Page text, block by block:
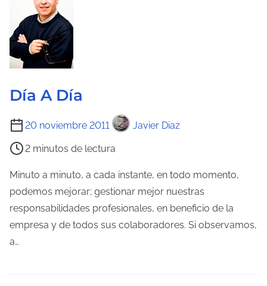
r
a
e
a
n
t
r
a
d
a
Día A Día
20 noviembre 2011 Javier Diaz
T
e
m
p
o
d
e
2 minutos de lectura
Minuto a minuto, a cada instante, en todo momento,
podemos mejorar; gestionar mejor nuestras
responsabilidades profesionales, en beneficio de la
empresa y de todos sus colaboradores. Si observamos,
a…